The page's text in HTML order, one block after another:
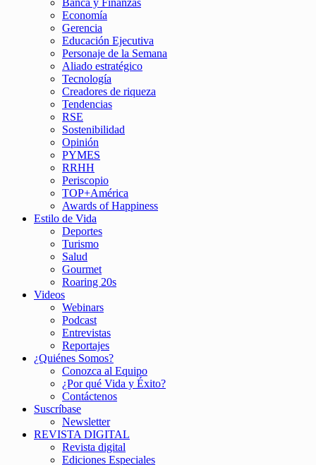
Banca y Finanzas
Economía
Gerencia
Educación Ejecutiva
Personaje de la Semana
Aliado estratégico
Tecnología
Creadores de riqueza
Tendencias
RSE
Sostenibilidad
Opinión
PYMES
RRHH
Periscopio
TOP+América
Awards of Happiness
Estilo de Vida
Deportes
Turismo
Salud
Gourmet
Roaring 20s
Videos
Webinars
Podcast
Entrevistas
Reportajes
¿Quiénes Somos?
Conozca al Equipo
¿Por qué Vida y Éxito?
Contáctenos
Suscríbase
Newsletter
REVISTA DIGITAL
Revista digital
Ediciones Especiales